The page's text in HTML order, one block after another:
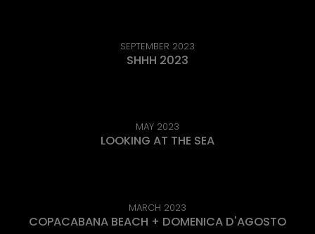
SEPTEMBER 2023
SHHH 2023
MAY 2023
LOOKING AT THE SEA
MARCH 2023
COPACABANA BEACH + DOMENICA D'AGOSTO